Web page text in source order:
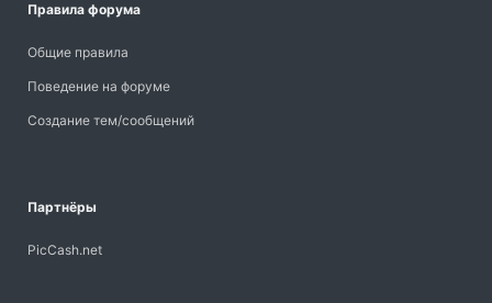
Правила форума
Общие правила
Поведение на форуме
Создание тем/сообщений
Партнёры
PicCash.net